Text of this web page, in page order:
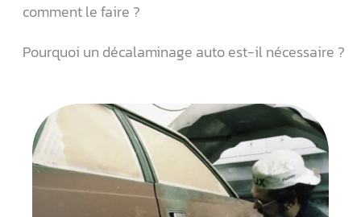
comment le faire ?
Pourquoi un décalaminage auto est-il nécessaire ?